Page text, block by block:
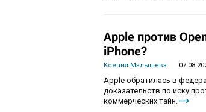
Apple против
iPhone?
Ксения Малышева
Apple обратилась в
доказательств по иску
коммерческих тайн.